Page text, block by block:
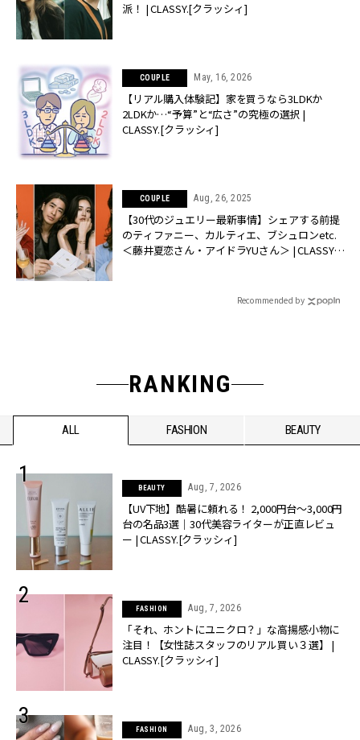
派！ | CLASSY.[クラッシィ]
COUPLE May, 16, 2026
【リアル購入体験記】家を買うなら3LDKか
2LDKか…“予算”と“広さ”の究極の選択 |
CLASSY.[クラッシィ]
COUPLE Aug, 26, 2025
【30代のジュエリー最新事情】シェアする前提
のティファニー、カルティエ、ブシュロンetc.
＜藤井夏恋さん・アイドラYUさん＞ | CLASSY.
Recommended by
RANKING
ALL FASHION BEAUTY
BEAUTY Aug, 7, 2026
【UV下地】酷暑に頼れる！ 2,000円台〜3,000円
台の名品3選｜30代美容ライターが正直レビュ
ー | CLASSY.[クラッシィ]
FASHION Aug, 7, 2026
「それ、ホントにユニクロ？」な高揚感小物に
注目！【女性誌スタッフのリアル買い３選】 |
CLASSY.[クラッシィ]
FASHION Aug, 3, 2026